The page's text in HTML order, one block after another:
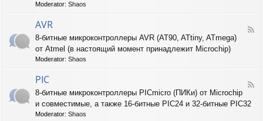
R
Moderator: Shaos
F
V
AVR
8-битные микроконтроллеры AVR (AT90, ATtiny, ATmega)
от Atmel (в настоящий момент принадлежит Microchip)
Moderator: Shaos
F
e
PIC
8-битные микроконтроллеры PICmicro (ПИКи) от Microchip
и совместимые, а также 16-битные PIC24 и 32-битные PIC32
Moderator: Shaos